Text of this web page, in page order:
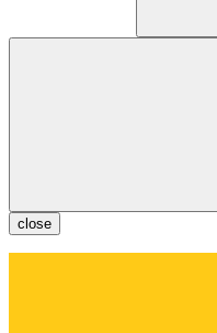
close